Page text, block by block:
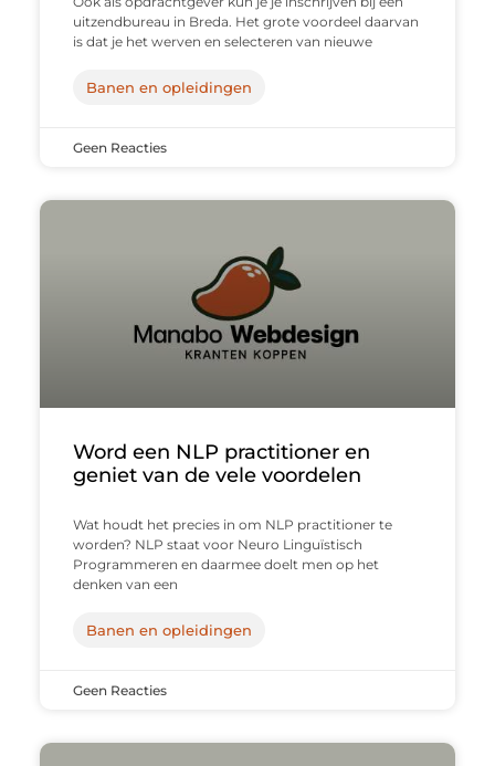
uitzendbureau in Breda. Het grote voordeel daarvan
is dat je het werven en selecteren van nieuwe
Banen en opleidingen
Geen Reacties
Word een NLP practitioner en
geniet van de vele voordelen
Wat houdt het precies in om NLP practitioner te
worden? NLP staat voor Neuro Linguïstisch
Programmeren en daarmee doelt men op het
denken van een
Banen en opleidingen
Geen Reacties